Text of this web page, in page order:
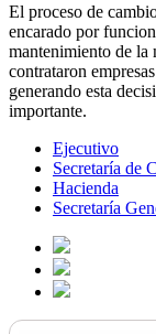
El proceso de
encarado por
mantenimiento de la
contrataron
generando esta
importante.
Ejecutivo
Secretaría de
Hacienda
Secretaría